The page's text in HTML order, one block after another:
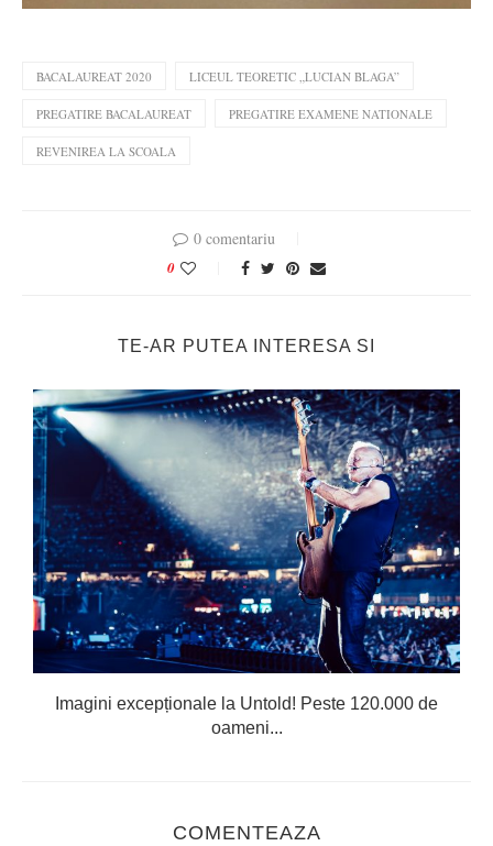
BACALAUREAT 2020 LICEUL TEORETIC „LUCIAN BLAGA”
PREGATIRE BACALAUREAT PREGATIRE EXAMENE NATIONALE
REVENIREA LA SCOALA
0 comentariu
0
TE-AR PUTEA INTERESA SI
Imagini excepționale la Untold! Peste 120.000 de
oameni...
COMENTEAZA